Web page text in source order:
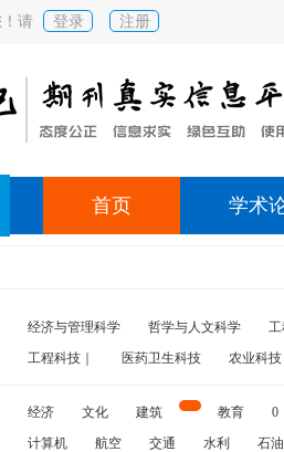
请 登录 注册
首页 学术
经济与管理科学 哲学与人文科学
工程科技｜
医药卫生科技 农业科技
经济 文化 建筑 教育 0
计算机
航空 交通 水利 石油